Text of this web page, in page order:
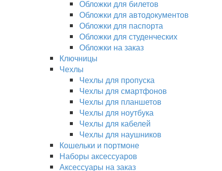
Обложки для билетов
Обложки для автодокументов
Обложки для паспорта
Обложки для студенческих
Обложки на заказ
Ключницы
Чехлы
Чехлы для пропуска
Чехлы для смартфонов
Чехлы для планшетов
Чехлы для ноутбука
Чехлы для кабелей
Чехлы для наушников
Кошельки и портмоне
Наборы аксессуаров
Аксессуары на заказ